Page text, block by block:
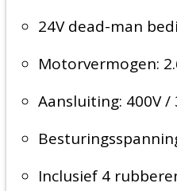
24V dead-man
Motorvermogen:
Aansluiting: 400V /
Inclusief 4